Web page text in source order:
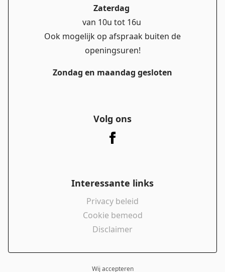
Zaterdag
van 10u tot 16u
Ook mogelijk op afspraak buiten de
openingsuren!
Zondag en maandag gesloten
Volg ons
Interessante links
Privacy beleid
Cookie bemeod
Disclaimer
Wij accepteren